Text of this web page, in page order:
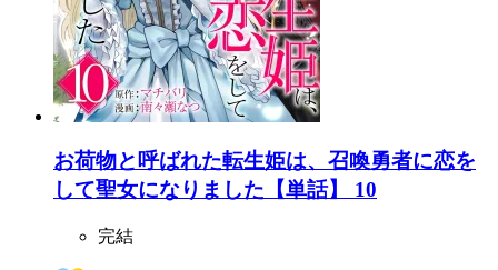
お荷物と呼ばれた転生姫は、召喚勇者に恋を
して聖女になりました【単話】 10
完結